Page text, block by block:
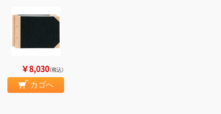
￥8,030（税込）
カゴへ